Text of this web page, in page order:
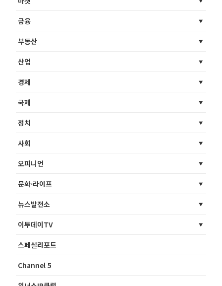
금융
부동산
산업
경제
국제
정치
사회
오피니언
문화·라이프
뉴스발전소
이투데이TV
스페셜리포트
Channel 5